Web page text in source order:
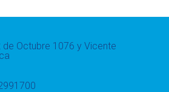
de Octubre 1076 y Vicente